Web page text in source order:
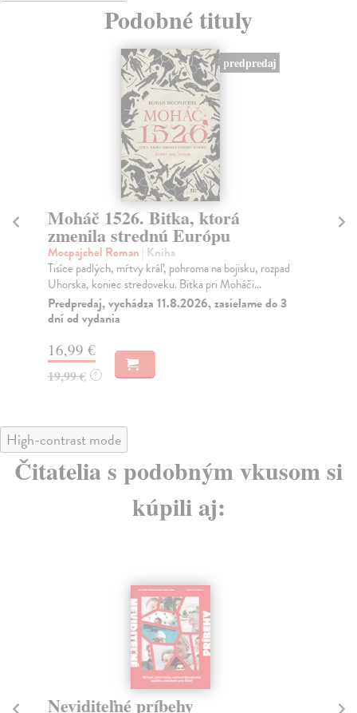
Podobné tituly
predpredaj
Moháč 1526. Bitka, ktorá
zmenila strednú Európu
Mocpajchel Roman | Kniha
Tisíce padlých, mŕtvy kráľ, pohroma na bojisku, rozpad
Uhorska, koniec stredoveku. Bitka pri Moháči...
Predpredaj, vychádza 11.8.2026, zasielame do 3
dní od vydania
16,99 €
19,99 € ?
High-contrast mode
Čitatelia s podobným vkusom si
kúpili aj:
Neviditeľné príbehy